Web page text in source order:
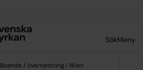
SökMeny
Boende / övernattning i Wien